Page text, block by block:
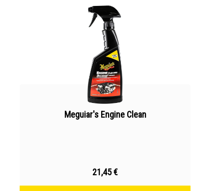
Meguiar's Engine Clean
21,45 €